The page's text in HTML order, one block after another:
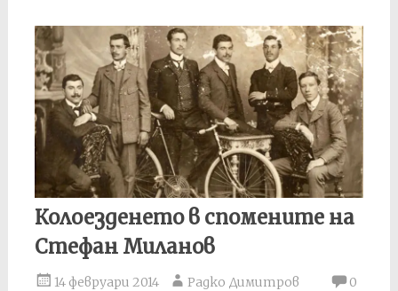
Колоезденето в спомените на
Стефан Миланов
14 февруари 2014 Радко Димитров
0